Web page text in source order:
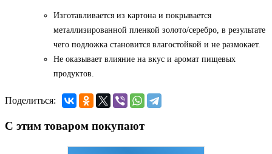
Изготавливается из картона и покрывается
металлизированной пленкой золото/серебро, в результате
чего подложка становится влагостойкой и не размокает.
Не оказывает влияние на вкус и аромат пищевых
продуктов.
Поделиться:
С этим товаром покупают